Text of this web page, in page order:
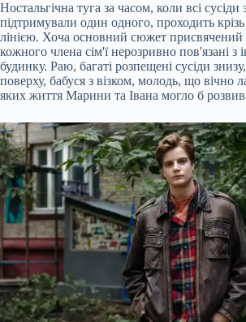
Ностальгічна туга за часом, коли всі сусіди
підтримували один одного, проходить
лінією. Хоча основний сюжет
кожного члена сім'ї нерозривно пов'язані
будинку. Раю, багаті розпещені сусіди
поверху, бабуся з візком, молодь, що вічно
яких життя Марини та Івана могло б